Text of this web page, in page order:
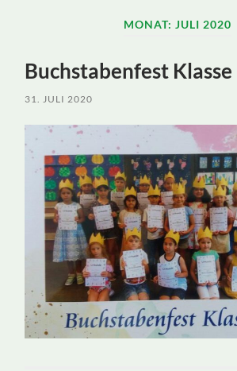
MONAT: JULI 2020
Buchstabenfest Klasse
31. JULI 2020